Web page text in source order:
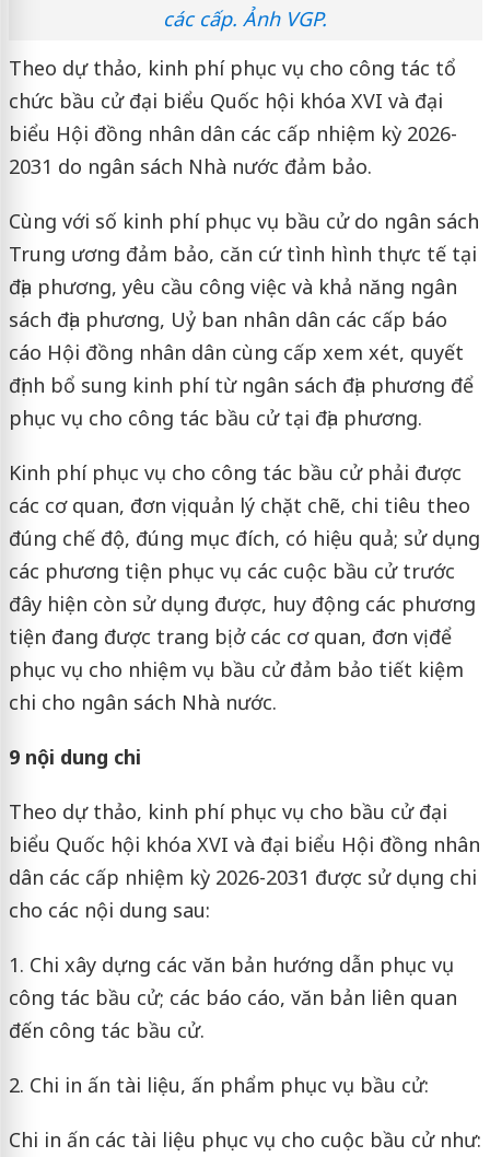
các cấp. Ảnh VGP.
Theo dự thảo, kinh phí phục vụ cho công tác tổ
chức bầu cử đại biểu Quốc hội khóa XVI và đại
biểu Hội đồng nhân dân các cấp nhiệm kỳ 2026-
2031 do ngân sách Nhà nước đảm bảo.
Cùng với số kinh phí phục vụ bầu cử do ngân sách
Trung ương đảm bảo, căn cứ tình hình thực tế tại
địa phương, yêu cầu công việc và khả năng ngân
sách địa phương, Uỷ ban nhân dân các cấp báo
cáo Hội đồng nhân dân cùng cấp xem xét, quyết
định bổ sung kinh phí từ ngân sách địa phương để
phục vụ cho công tác bầu cử tại địa phương.
Kinh phí phục vụ cho công tác bầu cử phải được
các cơ quan, đơn vị quản lý chặt chẽ, chi tiêu theo
đúng chế độ, đúng mục đích, có hiệu quả; sử dụng
các phương tiện phục vụ các cuộc bầu cử trước
đây hiện còn sử dụng được, huy động các phương
tiện đang được trang bị ở các cơ quan, đơn vị để
phục vụ cho nhiệm vụ bầu cử đảm bảo tiết kiệm
chi cho ngân sách Nhà nước.
9 nội dung chi
Theo dự thảo, kinh phí phục vụ cho bầu cử đại
biểu Quốc hội khóa XVI và đại biểu Hội đồng nhân
dân các cấp nhiệm kỳ 2026-2031 được sử dụng chi
cho các nội dung sau:
1. Chi xây dựng các văn bản hướng dẫn phục vụ
công tác bầu cử; các báo cáo, văn bản liên quan
đến công tác bầu cử.
2. Chi in ấn tài liệu, ấn phẩm phục vụ bầu cử:
Chi in ấn các tài liệu phục vụ cho cuộc bầu cử như: